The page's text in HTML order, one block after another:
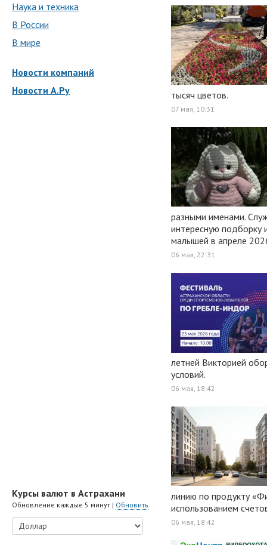
Наука и техника
В России
В мире
Новости компаний
Новости А.Ру
Курсы валют в Астрахани
Обновление каждые 5 минут | Обновить
тысяч цветов.
07 мая, 10:31
разными именами.
интересную подборку
малышей в апреле
06 мая, 22:31
летней Викторией
условий.
06 мая, 18:42
линию по продукту
использованием
06 мая, 18:42